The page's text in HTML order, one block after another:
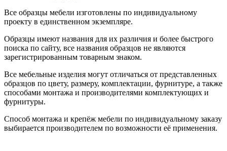
Все образцы мебели изготовлены по индивидуальному
проекту в единственном экземпляре.
Образцы имеют названия для их различия и более быстрого
поиска по сайту, все названия образцов не являются
зарегистрированным товарным знаком.
Все мебельные изделия могут отличаться от представленных
образцов по цвету, размеру, комплектации, фурнитуре, а также
способами монтажа и производителями комплектующих и
фурнитуры.
Способ монтажа и крепёж мебели по индивидуальному заказу
выбирается производителем по возможности её применения.